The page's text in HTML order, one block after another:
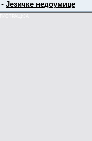
- Језичке недоумице